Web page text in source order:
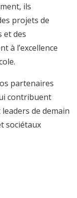
ils
projets de
et des
à l’excellence
partenaires
contribuent
de demain
sociétaux